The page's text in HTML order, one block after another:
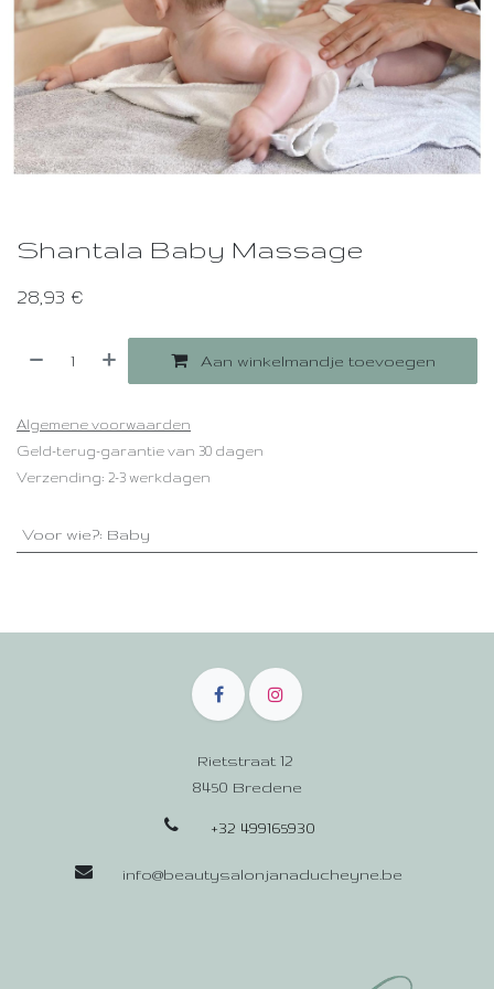
Shantala Baby Massage
28,93 €
Aan winkelmandje toevoegen
Algemene voorwaarden
Geld-terug-garantie van 30 dagen
Verzending: 2-3 werkdagen
Voor wie?: Baby
Rietstraat 12
8450 Bredene
+32 499165930
info@beautysalonjanaducheyne.be